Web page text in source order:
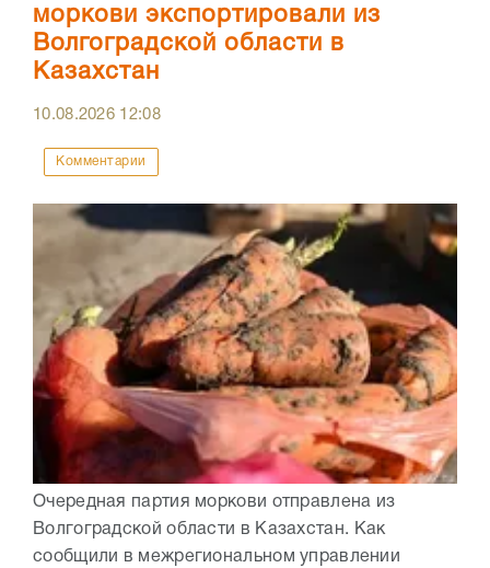
моркови экспортировали из
Волгоградской области в
Казахстан
10.08.2026 12:08
Комментарии
Очередная партия моркови отправлена из
Волгоградской области в Казахстан. Как
сообщили в межрегиональном управлении